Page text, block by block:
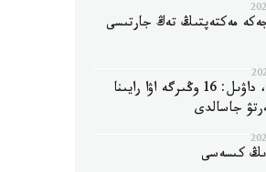
32 جەكە مەكتەپتىڭ تەڭ جارتىسى
نوسەر، بۇرشاق، داۋىل: 16 وڭىرگە اۋا رايىنا
جاسالدى
كىسەسى